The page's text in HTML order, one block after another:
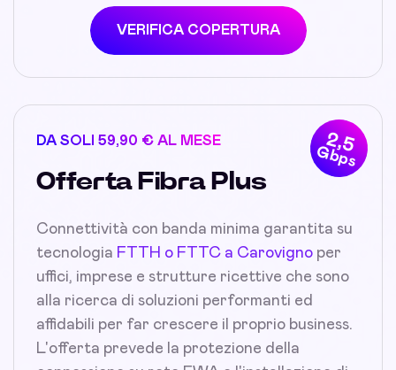
VERIFICA COPERTURA
2,5
Gbps
DA SOLI 59,90 € AL MESE
Offerta Fibra Plus
Connettività con banda minima garantita su
tecnologia FTTH o FTTC a Carovigno per
uffici, imprese e strutture ricettive che sono
alla ricerca di soluzioni performanti ed
affidabili per far crescere il proprio business.
L'offerta prevede la protezione della